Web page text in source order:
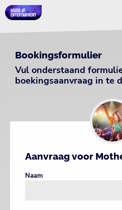
Bookingsformulier
Vul onderstaand
boekingsaanvraag in te
Aanvraag voor
Naam